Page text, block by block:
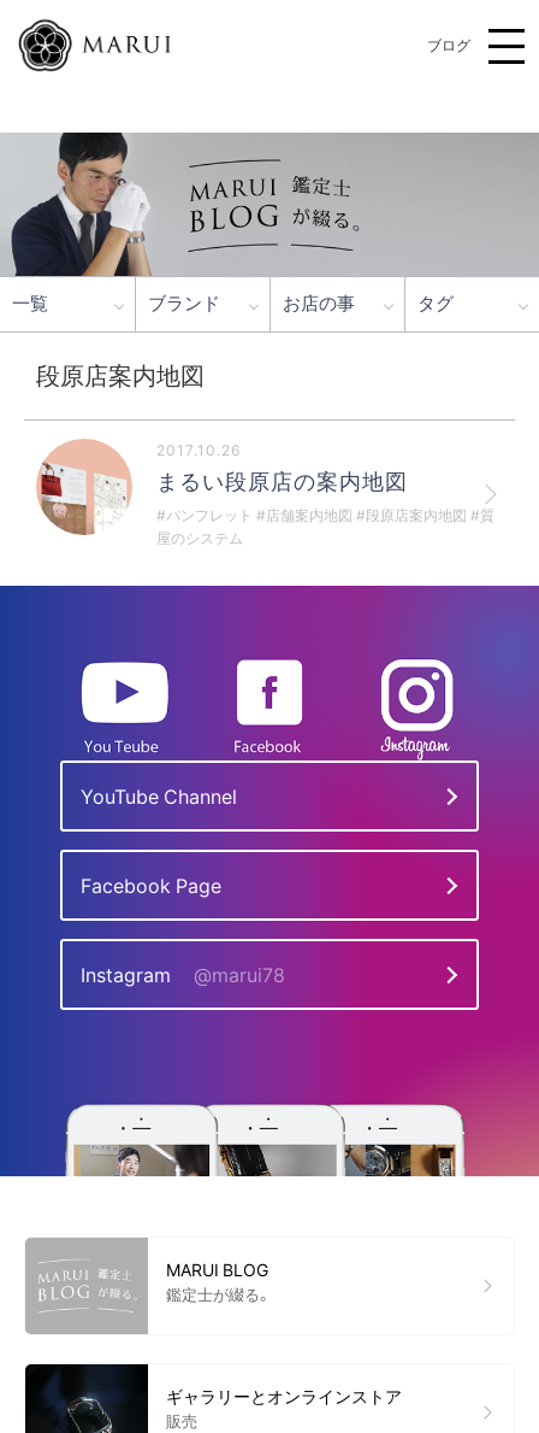
ブログ
一覧 ブランド お店の事 タグ
段原店案内地図
2017.10.26
まるい段原店の案内地図
#パンフレット #店舗案内地図 #段原店案内地図 #質
屋のシステム
YouTube Channel
Facebook Page
Instagram @marui78
MARUI BLOG
鑑定士が綴る。
ギャラリーとオンラインストア
販売